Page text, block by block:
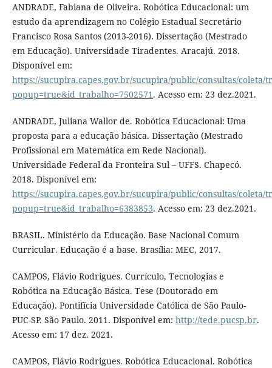
ANDRADE, Fabiana de Oliveira. Robótica Educacional: um
estudo da aprendizagem no Colégio Estadual Secretário
Francisco Rosa Santos (2013-2016). Dissertação (Mestrado
em Educação). Universidade Tiradentes. Aracajú. 2018.
Disponível em:
https://sucupira.capes.gov.br/sucupira/public/consultas/coleta/
popup=true&id_trabalho=7502571. Acesso em: 23 dez.2021.
ANDRADE, Juliana Wallor de. Robótica Educacional: Uma
proposta para a educação básica. Dissertação (Mestrado
Profissional em Matemática em Rede Nacional).
Universidade Federal da Fronteira Sul – UFFS. Chapecó.
2018. Disponível em:
https://sucupira.capes.gov.br/sucupira/public/consultas/coleta/
popup=true&id_trabalho=6383853. Acesso em: 23 dez.2021.
BRASIL. Ministério da Educação. Base Nacional Comum
Curricular. Educação é a base. Brasília: MEC, 2017.
CAMPOS, Flávio Rodrigues. Currículo, Tecnologias e
Robótica na Educação Básica. Tese (Doutorado em
Educação). Pontifícia Universidade Católica de São Paulo-
PUC-SP. São Paulo. 2011. Disponível em: http://tede.pucsp.br.
Acesso em: 17 dez. 2021.
CAMPOS, Flávio Rodrigues. Robótica Educacional. Robótica